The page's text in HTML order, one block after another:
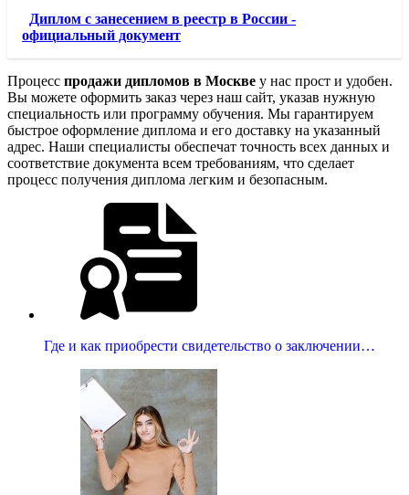
Диплом с занесением в реестр в России -
официальный документ
Процесс продажи дипломов в Москве у нас прост и удобен.
Вы можете оформить заказ через наш сайт, указав нужную
специальность или программу обучения. Мы гарантируем
быстрое оформление диплома и его доставку на указанный
адрес. Наши специалисты обеспечат точность всех данных и
соответствие документа всем требованиям, что сделает
процесс получения диплома легким и безопасным.
Где и как приобрести свидетельство о заключении…